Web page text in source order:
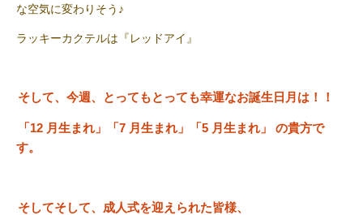
な空気に変わりそう ♪
ラッキーカクテルは 『レッドアイ 』
そして、今週、とってもとっても幸運なお誕生日月は！！
「12 月生まれ」「7 月生まれ」「5 月生まれ」
の貴方で
す。
そしてそして、成人式を迎えられた皆様、